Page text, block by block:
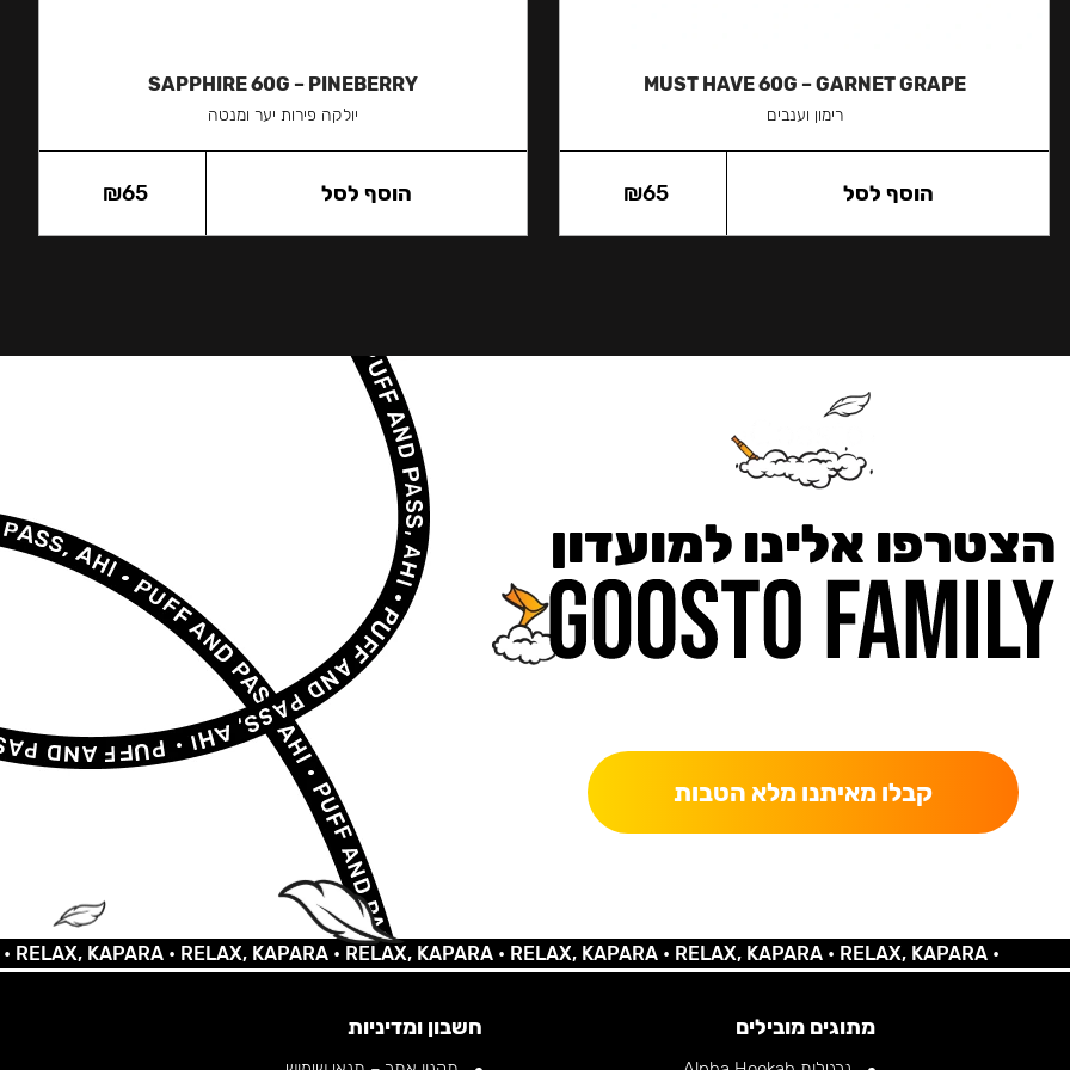
MUST HAVE 60G – GARNET GRAPE
רימון וענבים
₪65 הוסף לסל
SAPPHIRE 60G – PINEBERRY
יולקה פירות יער ומנטה
₪65 הוסף לסל
הצטרפו אלינו למועדון
קבלו מאיתנו מלא הטבות
KAPARA •RELAX, KAPARA •RELAX, KAPARA •RELAX, KAPARA •RELAX, KAPARA •RELAX, KAPARA •
מתוגים מובילים חשבון ומדיניות